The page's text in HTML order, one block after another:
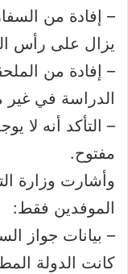
– إفادة من
يزال على رأس
– إفادة من
الدراسة في غير
– التأكد أنه لا
مفتوح.
وأشارت وزارة
الموفدين فقط:
– بيانات جواز
كانت الدولة